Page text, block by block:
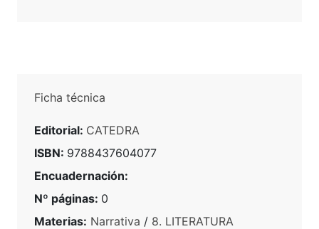
Ficha técnica
Editorial: CATEDRA
ISBN: 9788437604077
Encuadernación:
Nº páginas: 0
Materias: Narrativa / 8. LITERATURA